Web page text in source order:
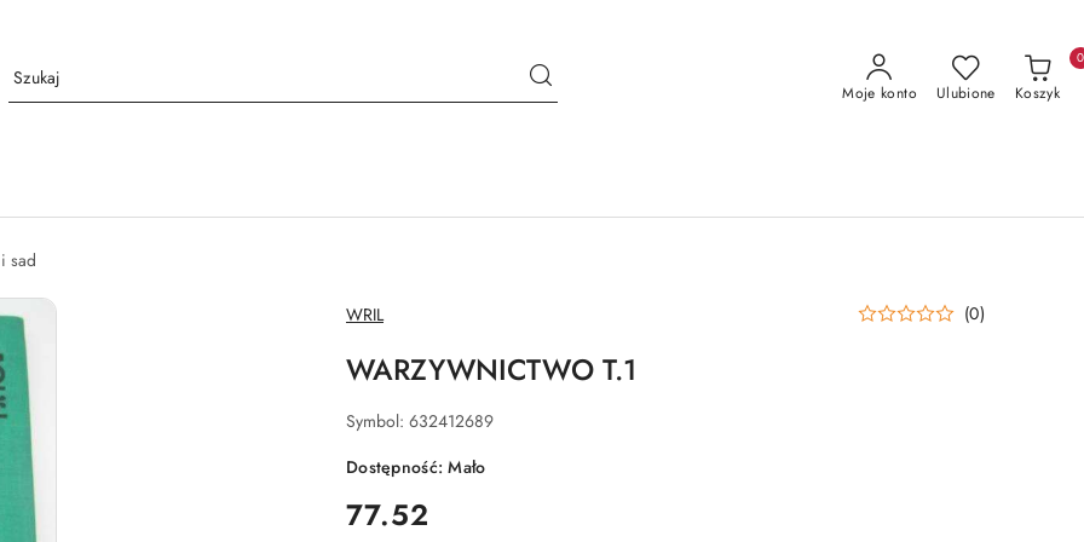
Moje konto Ulubione Koszyk
0
sad
NAZWA
PRODUCENTA:
WRIL (0)
WARZYWNICTWO T.1
Symbol: 632412689
Dostępność:Mało
cena:
77.52